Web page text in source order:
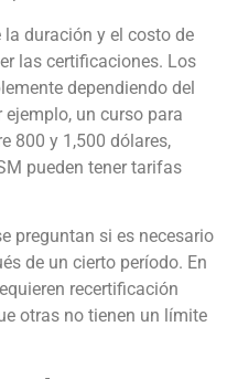
duración y el costo de
las certificaciones. Los
dependiendo del
ejemplo, un curso para
800 y 1,500 dólares,
pueden tener tarifas
preguntan si es necesario
de un cierto período. En
recertificación
otras no tienen un límite